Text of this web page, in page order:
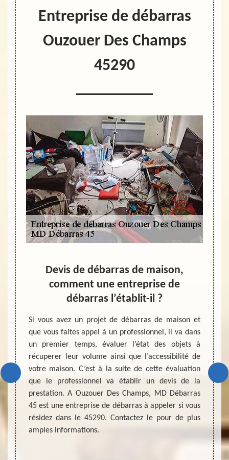
Entreprise de débarras
Ouzouer Des Champs
45290
et
la
ne
de
sur
peut
de
Devis de débarras de maison,
comment une entreprise de
débarras l’établit-il ?
Si vous avez un projet de débarras de maison et
que vous faites appel à un professionnel, il va dans
un premier temps, évaluer l’état des objets à
récuperer leur volume ainsi que l’accessibilité de
votre maison. C’est à la suite de cette évaluation
que le professionnel va établir un devis de la
prestation. A Ouzouer Des Champs, MD Débarras
45 est une entreprise de débarras à appeler si vous
résidez dans le 45290. Contactez le pour de plus
amples informations.
La
d’un
pour
des
de
de